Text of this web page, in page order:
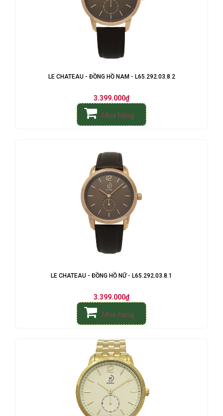
LE CHATEAU - ĐỒNG HỒ NAM - L65.292.03.8.2
3.399.000₫
Mua hàng
LE CHATEAU - ĐỒNG HỒ NỮ - L65.292.03.8.1
3.399.000₫
Mua hàng